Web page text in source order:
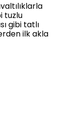
tuzlu
gibi tatlı
ilk akla